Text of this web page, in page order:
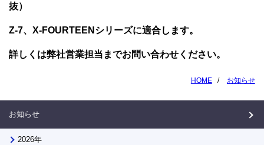
抜）
Z-7、X-FOURTEENシリーズに適合します。
詳しくは弊社営業担当までお問い合わせください。
HOME お知らせ
お知らせ
2026年